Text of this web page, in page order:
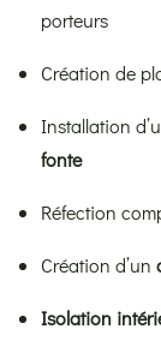
porteurs
Création de
Installation
fonte
Réfection
Création d’un
Isolation